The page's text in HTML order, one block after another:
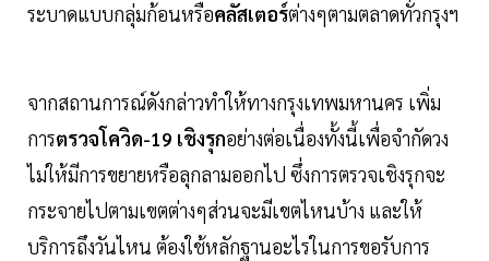
ระบาดแบบกลุ่มก้อนหรือคลัสเตอร์ต่างๆตามตลาดทั่วกรุงฯ
จากสถานการณ์ดังกล่าวทำให้ทางกรุงเทพมหานคร เพิ่ม
การตรวจโควิด-19 เชิงรุกอย่างต่อเนื่องทั้งนี้เพื่อจำกัดวง
ไม่ให้มีการขยายหรือลุกลามออกไป ซึ่งการตรวจเชิงรุกจะ
กระจายไปตามเขตต่างๆส่วนจะมีเขตไหนบ้าง และให้
บริการถึงวันไหน ต้องใช้หลักฐานอะไรในการขอรับการ